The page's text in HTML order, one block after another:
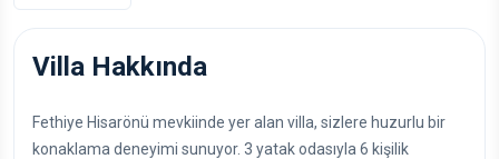
Villa Hakkında
Fethiye Hisarönü mevkiinde yer alan villa, sizlere huzurlu bir
konaklama deneyimi sunuyor. 3 yatak odasıyla 6 kişilik